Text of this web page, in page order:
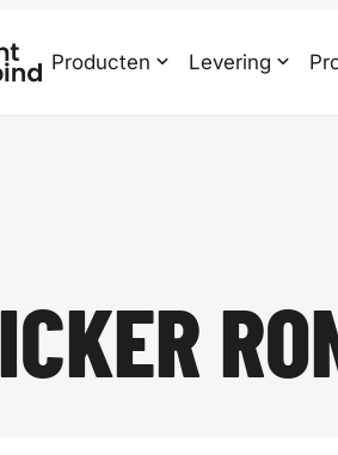
Producten Levering